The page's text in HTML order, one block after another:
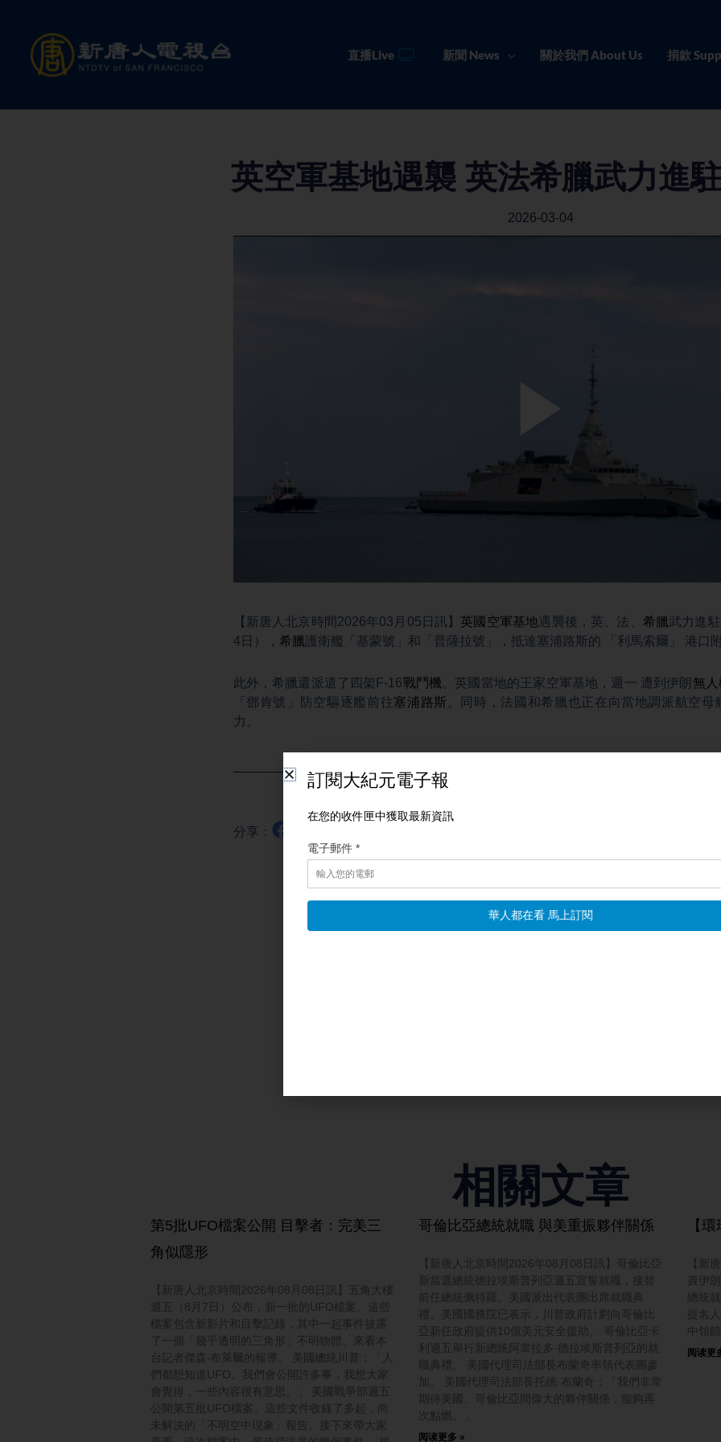
content
直播Live 新聞 News 關於我們 About Us 捐款
英空軍基地遇襲 英法希臘武力進
2026-03-04
【新唐人北京時間2026年03月05日訊】英國空軍基地遇襲後，英、法、 希臘武力進
4日）， 希臘護衛艦「基蒙號」和「普薩拉號」，抵達塞浦路斯的 「利馬索爾」 港口
此外，希臘還派遣了四架F-16戰鬥機 。英國當地的王家空軍基地，週一 遭到伊朗 無
「鄧肯號」防空驅逐艦前往塞浦路斯
。同時，法國和希臘也正在向當地調派航空
力。
分享：
相關文章
第5批UFO檔案公開 目擊者：完美三
角似隱形
【新唐人北京時間2026年08月08日訊】五角大樓
週五（8月7日）公布，新一批的UFO檔案。這些
檔案包含新影片和目擊記錄，其中一起事件披露
了一個「幾乎透明的三角形」不明物體。來看本
台記者傑森‧布萊爾的報導。 美國總統川普：「人
們都想知道UFO。我們會公開許多事，我想大家
會覺得，一些內容很有意思。」 美國戰爭部週五
公開第五批UFO檔案。這些文件收錄了多起，尚
未解決的「不明空中現象」報告。接下來帶大家
哥倫比亞總統就職 與美重振夥伴關係
【新唐人北京時間2026年08月08日訊】哥倫比亞
新當選總統德拉埃斯普列亞週五宣誓就職，接替
前任總統佩特羅。美國派出代表團出席就職典
禮。美國國務院已表示，川普政府計劃向哥倫比
亞新任政府提供10億美元安全援助。 哥倫比亞卡
利週五舉行新總統阿韋拉多·德拉埃斯普列亞的就
職典禮。 美國代理司法部長布蘭奇率領代表團參
加。 美國代理司法部長托德·布蘭奇：「我們非常
期待美國、哥倫比亞間偉大的夥伴關係，能夠再
次點燃。」
阅读更多 »
【
【新
責伊
總統
提名
中領
阅读更